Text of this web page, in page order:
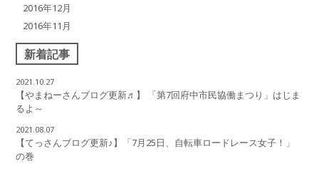
2016年12月
2016年11月
新着記事
2021.10.27
【やまねーさんブログ更新♬】 「第7回府中市民協働まつり」はじま
るよ～
2021.08.07
【てっさんブログ更新♪】「7月25日、自転車ロードレース女子！」
の巻